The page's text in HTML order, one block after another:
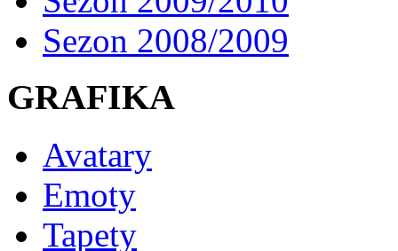
Sezon 2008/2009
GRAFIKA
Avatary
Emoty
Tapety